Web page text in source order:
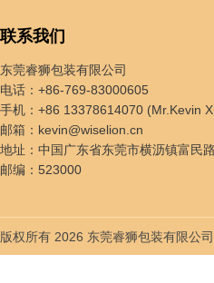
联系我们
东莞睿狮包装有限公司
电话：+86-769-83000605
手机：+86 13378614070 (Mr.Kevin
邮箱： kevin@wiselion.cn
地址：中国广东省东莞市横沥镇富民
邮编：523000
版权所有 2026 东莞睿狮包装有限公